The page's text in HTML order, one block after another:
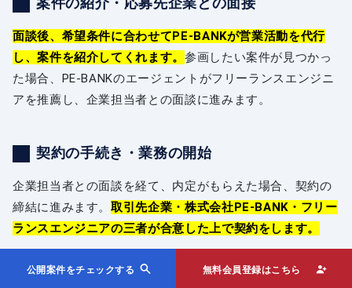
面談後、希望条件に合わせてPE-BANKが営業活動を代行
し、案件を紹介してくれます。 参画したい案件が見つかっ
た場合、PE-BANKのエージェントがフリーランスエンジニ
アを推薦し、企業担当者との面談に進みます。
契約の手続き・業務の開始
企業担当者との面談を経て、内定がもらえた場合、契約の
締結に進みます。取引先企業・株式会社PE-BANK・フリー
ランスエンジニアの三者が合意した上で契約をします。
取引先企業との共同受注契約の後、PE-BANKとフリーラン
公開案件をチェックする 無料会員登録はこちら